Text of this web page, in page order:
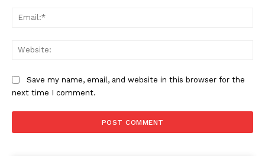
Save my name, email, and website in this browser for the
next time I comment.